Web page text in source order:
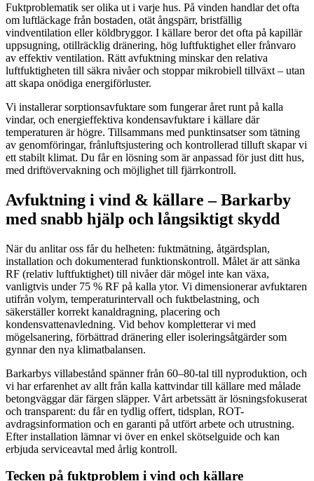
Fuktproblematik ser olika ut i varje hus. På vinden handlar det ofta
om luftläckage från bostaden, otät ångspärr, bristfällig
vindventilation eller köldbryggor. I källare beror det ofta på kapillär
uppsugning, otillräcklig dränering, hög luftfuktighet eller frånvaro
av effektiv ventilation. Rätt avfuktning minskar den relativa
luftfuktigheten till säkra nivåer och stoppar mikrobiell tillväxt – utan
att skapa onödiga energiförluster.
Vi installerar sorptionsavfuktare som fungerar året runt på kalla
vindar, och energieffektiva kondensavfuktare i källare där
temperaturen är högre. Tillsammans med punktinsatser som tätning
av genomföringar, frånluftsjustering och kontrollerad tilluft skapar vi
ett stabilt klimat. Du får en lösning som är anpassad för just ditt hus,
med driftövervakning och möjlighet till fjärrkontroll.
Avfuktning i vind & källare – Barkarby
med snabb hjälp och långsiktigt skydd
När du anlitar oss får du helheten: fuktmätning, åtgärdsplan,
installation och dokumenterad funktionskontroll. Målet är att sänka
RF (relativ luftfuktighet) till nivåer där mögel inte kan växa,
vanligtvis under 75 % RF på kalla ytor. Vi dimensionerar avfuktaren
utifrån volym, temperaturintervall och fuktbelastning, och
säkerställer korrekt kanaldragning, placering och
kondensvattenavledning. Vid behov kompletterar vi med
mögelsanering, förbättrad dränering eller isoleringsåtgärder som
gynnar den nya klimatbalansen.
Barkarbys villabestånd spänner från 60–80-tal till nyproduktion, och
vi har erfarenhet av allt från kalla kattvindar till källare med målade
betongväggar där färgen släpper. Vårt arbetssätt är lösningsfokuserat
och transparent: du får en tydlig offert, tidsplan, ROT-
avdragsinformation och en garanti på utfört arbete och utrustning.
Efter installation lämnar vi över en enkel skötselguide och kan
erbjuda serviceavtal med årlig kontroll.
Tecken på fuktproblem i vind och källare